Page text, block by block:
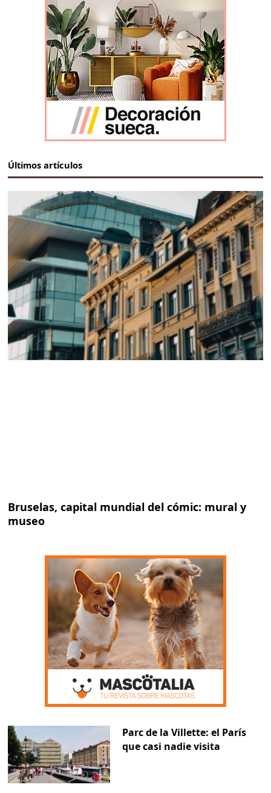
Últimos artículos
Bruselas, capital mundial del cómic: mural y
museo
Parc de la Villette: el París
que casi nadie visita